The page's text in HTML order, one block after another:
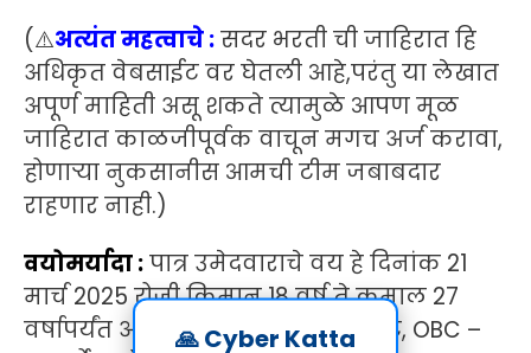
(⚠️अत्यंत महत्वाचे :सदर भरती ची जाहिरात हि
अधिकृत वेबसाईट वर घेतली आहे,परंतु या लेखात
अपूर्ण माहिती असू शकते त्यामुळे आपण मूळ
जाहिरात काळजीपूर्वक वाचून मगच अर्ज करावा,
होणाऱ्या नुकसानीस आमची टीम जबाबदार
राहणार नाही.)
वयोमर्यादा :पात्र उमेदवाराचे वय हे दिनांक 21
मार्च 2025 रोजी किमान 18 वर्ष ते कमाल 27
वर्षापर्यंत असावे. (SC/ST – 05 वर्षे सूट, OBC –
🙏 Cyber Katta